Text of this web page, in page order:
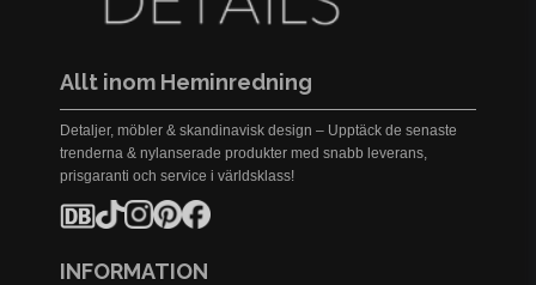
Allt inom Heminredning
Detaljer, möbler & skandinavisk design – Upptäck de senaste
trenderna & nylanserade produkter med snabb leverans,
prisgaranti och service i världsklass!
INFORMATION